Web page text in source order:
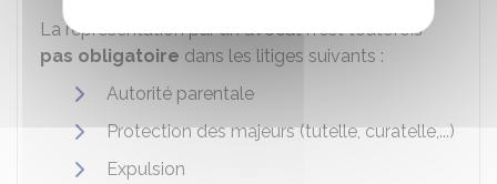
La représentation par un avocat n'est toutefois
pas obligatoire dans les litiges suivants :
Autorité parentale
Protection des majeurs (tutelle, curatelle,...)
Expulsion